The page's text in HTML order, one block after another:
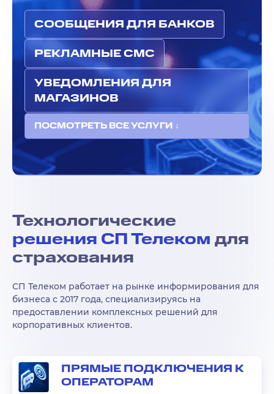
СООБЩЕНИЯ ДЛЯ БАНКОВ
РЕКЛАМНЫЕ СМС
УВЕДОМЛЕНИЯ ДЛЯ
МАГАЗИНОВ
ПОСМОТРЕТЬ ВСЕ УСЛУГИ ↓
Технологические
решения СП Телеком для
страхования
СП Телеком работает на рынке информирования для
бизнеса с 2017 года, специализируясь на
предоставлении комплексных решений для
корпоративных клиентов.
ПРЯМЫЕ ПОДКЛЮЧЕНИЯ К
ОПЕРАТОРАМ